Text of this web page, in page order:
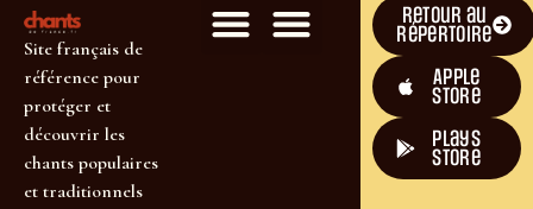
Site français de
référence pour
protéger et
découvrir les
chants populaires
et traditionnels
Retour au
répertoire
Apple
Store
plays
store